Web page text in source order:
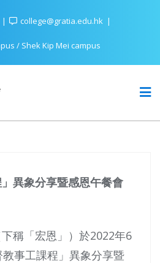
college@gratia.edu.hk
/ Shek Kip Mei campus
」異象分享暨感恩午餐會
稱「宏恩」）於2022年6
事工課程」異象分享暨